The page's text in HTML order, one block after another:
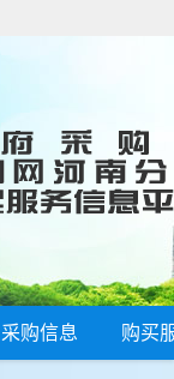
采购信息 购买